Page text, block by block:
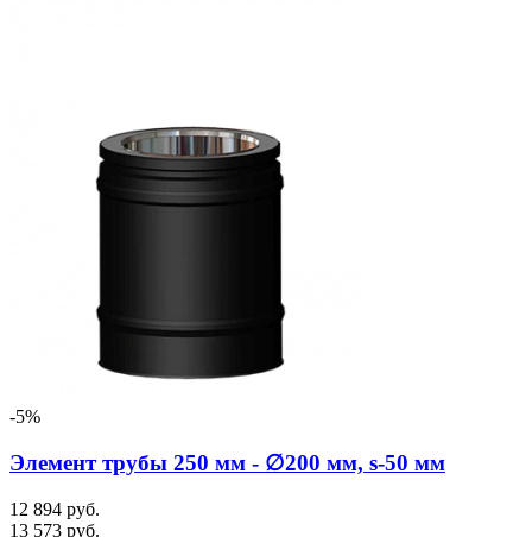
-5%
Элемент трубы 250 мм - ∅200 мм, s-50 мм
12 894 руб.
13 573 руб.